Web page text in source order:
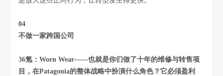
04
不做一家跨国公司
36氪：Worn Wear——也就是你们做了十年的维修与转售项
目，在Patagonia的整体战略中扮演什么角色？它必须盈利